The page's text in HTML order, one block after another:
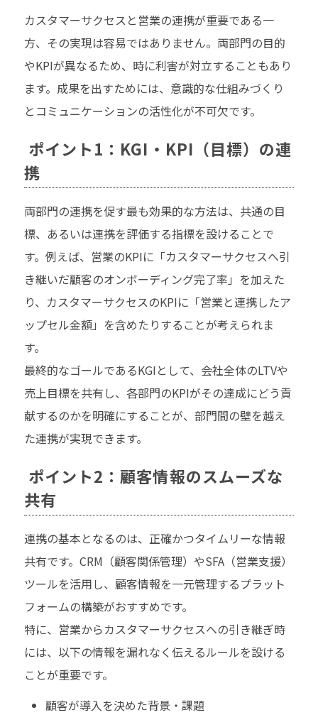
カスタマーサクセスと営業の連携が重要である一
方、その実現は容易ではありません。両部門の目的
やKPIが異なるため、時に利害が対立することもあり
ます。成果を出すためには、意識的な仕組みづくり
とコミュニケーションの活性化が不可欠です。
ポイント1：KGI・KPI（目標）の連
携
両部門の連携を促す最も効果的な方法は、共通の目
標、あるいは連携を評価する指標を設けることで
す。例えば、営業のKPIに「カスタマーサクセスへ引
き継いだ顧客のオンボーディング完了率」を加えた
り、カスタマーサクセスのKPIに「営業と連携したア
ップセル金額」を含めたりすることが考えられま
す。
最終的なゴールであるKGIとして、会社全体のLTVや
売上目標を共有し、各部門のKPIがその達成にどう貢
献するのかを明確にすることが、部門間の壁を越え
た連携が実現できます。
ポイント2：顧客情報のスムーズな
共有
連携の基本となるのは、正確かつタイムリーな情報
共有です。CRM（顧客関係管理）やSFA（営業支援）
ツールを活用し、顧客情報を一元管理するプラット
フォームの構築がおすすめです。
特に、営業からカスタマーサクセスへの引き継ぎ時
には、以下の情報を漏れなく伝えるルールを設ける
ことが重要です。
顧客が導入を決めた背景・課題